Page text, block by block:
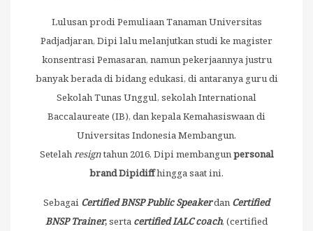
Lulusan prodi Pemuliaan Tanaman Universitas
Padjadjaran, Dipi lalu melanjutkan studi ke magister
konsentrasi Pemasaran, namun pekerjaannya justru
banyak berada di bidang edukasi, di antaranya guru di
Sekolah Tunas Unggul, sekolah International
Baccalaureate (IB), dan kepala Kemahasiswaan di
Universitas Indonesia Membangun.
Setelahresigntahun 2016, Dipi membangunpersonal
brand Dipidiffhingga saat ini.
Sebagai Certified BNSP Public Speakerdan Certified
BNSP Trainer,serta certified IALC coach, (certified